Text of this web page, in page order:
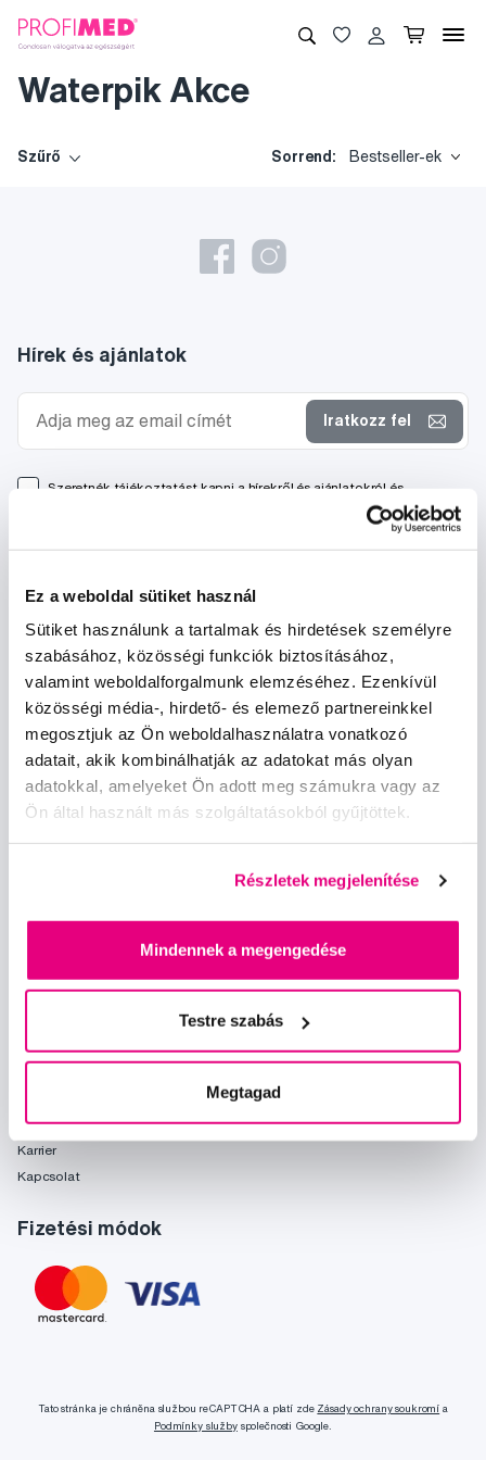
Ez a weboldal sütiket használ
Sütiket használunk a tartalmak és hirdetések személyre
szabásához, közösségi funkciók biztosításához,
valamint weboldalforgalmunk elemzéséhez. Ezenkívül
közösségi média-, hirdető- és elemező partnereinkkel
megosztjuk az Ön weboldalhasználatra vonatkozó
adatait, akik kombinálhatják az adatokat más olyan
adatokkal, amelyeket Ön adott meg számukra vagy az
Ön által használt más szolgáltatásokból gyűjtöttek.
Részletek megjelenítése
Mindennek a megengedése
Testre szabás
Megtagad
Waterpik Akce
Szűrő Sorrend: Bestseller-ek
Kérdések, tanácsadás
info@profimed.hu
A vásárlás menete
Kereskedelmi feltételek
Önnek ajánljuk
Rólunk
Karrier
Kapcsolat
Fizetési módok
Hírek és ajánlatok
Iratkozz fel
Szeretnék tájékoztatást kapni a hírekről és ajánlatokról és
Tato stránka je chráněna službou reCAPTCHA a platí zde Zásady ochrany soukromí a
Podmínky službyspolečnosti Google.